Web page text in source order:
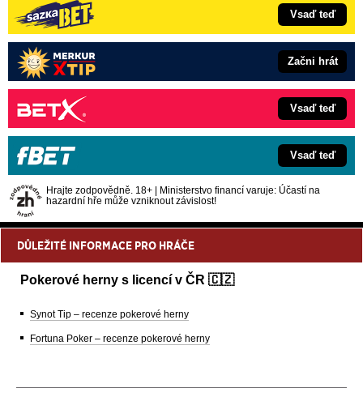
Vsaď teď
Začni hrát
Vsaď teď
Vsaď teď
Hrajte zodpovědně. 18+ | Ministerstvo financí varuje: Účastí na
hazardní hře může vzniknout závislost!
DŮLEŽITÉ INFORMACE PRO HRÁČE
Pokerové herny s licencí v ČR 🇨🇿
Synot Tip – recenze pokerové herny
Fortuna Poker – recenze pokerové herny